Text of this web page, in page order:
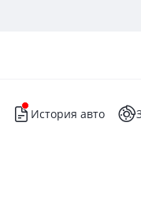
История авто